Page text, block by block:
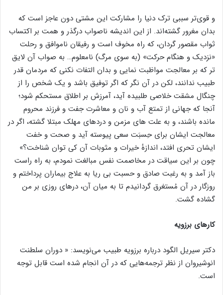
و قوی‌تر سببی ترک دنیا را مشارکت این مشتی دون عاجز است که
بدان مغرور گشته‌اند. از این اندیشه ناصواب درگذر و همت بر اکتساب
ثواب مقصور گردان، که راه مخوف است و رفیقان ناموافق و رحلت
«نزدیک و هنگام حرکت» (به سوی مرگ) نامعلوم… به صواب آن لایق
تر که بر معالجت مواظبت نمایی و بدان التفات نکنی که مردمان قدر
طبیب ندانند، لکن در آن نگر که اگر توفیق باشد و یک شخص را از
چنگال مشقت خلاصی طلبیده آید، آمرزش بر اطلاق مستحکم شود؛
آنجا که جهانی از تمتع آب و نان و معاشرت جفت و فرزند محروم
مانده باشند، و به علت های مزمن و دردهای مهلک مبتلا گشته، اگر در
معالجت ایشان برای حِسبَت سعی پیوسته آید و صحت و خفت
ایشان تحری افتد، اندازهٔ خیرات و مثوبات آن کی توان شناخت؟»
چون بر این سیاقت در مخاصمت نفس مبالغت نمودم، به راه راست
باز آمد و به رغبت صادق و حسبت بی ریا به علاج بیماران پرداختم و
روزگار در آن مُستغرق گردانیدم تا به میان آن، درهای روزی بر من
گشاده گشت.
کارهای برزویه
دکتر سیریل الگود درباره برزویه طبیب می‌نویسد: « دوران سلطنت
انوشیروان از نظر ترجمه‌هایی که در آن انجام شده است قابل توجه
است.